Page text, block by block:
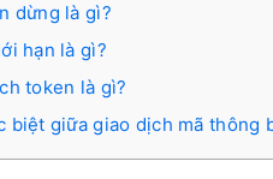
dừng là gì?
hạn là gì?
token là gì?
biệt giữa giao dịch mã thông